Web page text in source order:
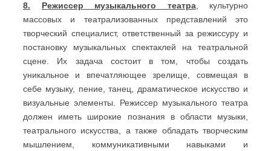
8. Режиссер музыкального театра, культурно
массовых и театрализованных представлений это
творческий специалист, ответственный за режиссуру и
постановку музыкальных спектаклей на театральной
сцене. Их задача состоит в том, чтобы создать
уникальное и впечатляющее зрелище, совмещая в
себе музыку, пение, танец, драматическое искусство и
визуальные элементы. Режиссер музыкального театра
должен иметь широкие познания в области музыки,
театрального искусства, а также обладать творческим
мышлением, коммуникативными навыками и